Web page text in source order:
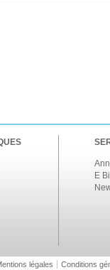
E
légales Conditions